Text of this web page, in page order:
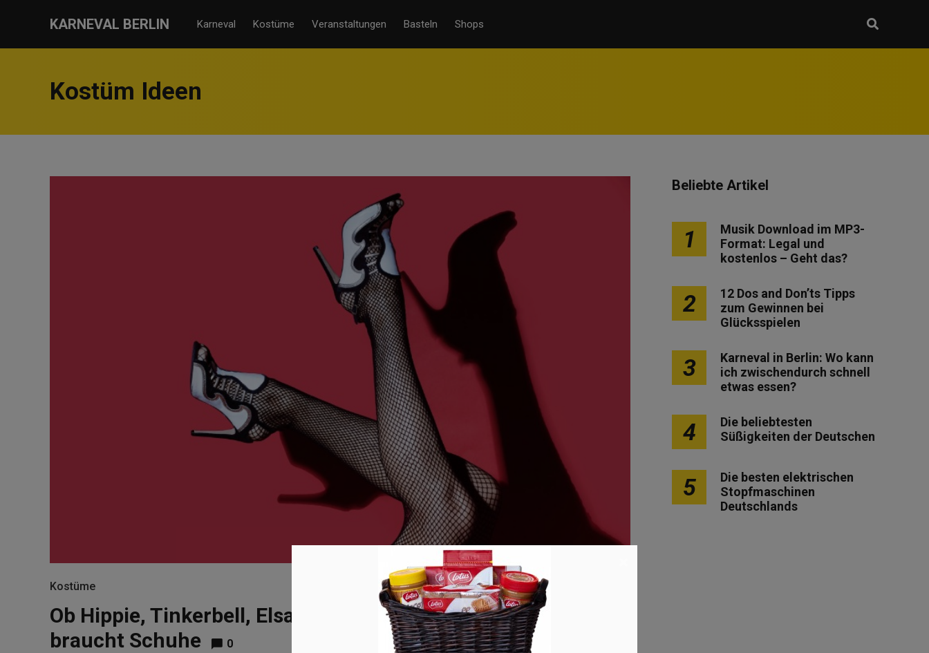
KARNEVAL BERLIN Karneval Kostüme Veranstaltungen Basteln Shops
Kostüm Ideen
Kostüme
Ob Hippie, Tinkerbell, Elsa oder Spiderman – Jedes Kostüm
braucht Schuhe
0
Beliebte Artikel
1
Musik Download im MP3-
Format: Legal und
kostenlos – Geht das?
2
12 Dos and Don’ts Tipps
zum Gewinnen bei
Glücksspielen
3
Karneval in Berlin: Wo kann
ich zwischendurch schnell
etwas essen?
4
Die beliebtesten
Süßigkeiten der Deutschen
5
Die besten elektrischen
Stopfmaschinen
Deutschlands